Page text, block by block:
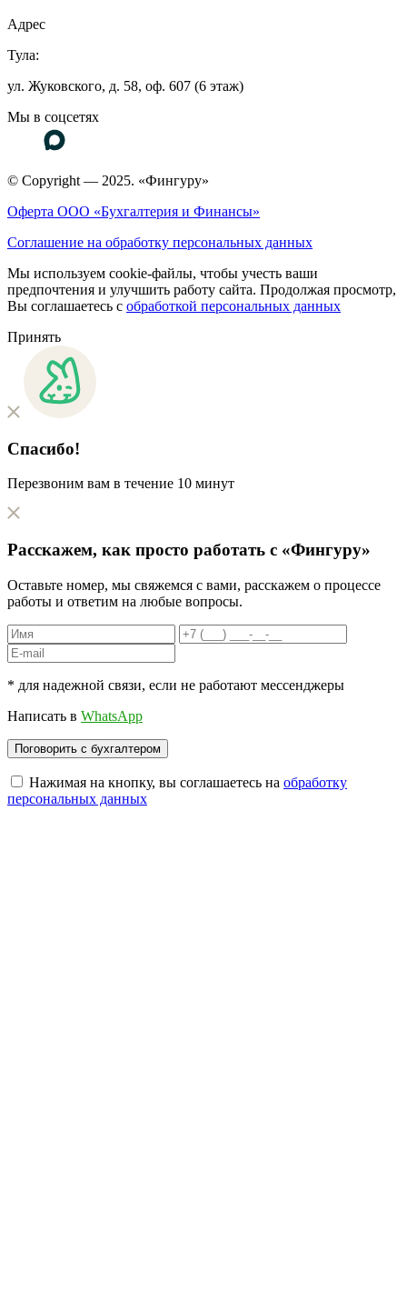
Адрес
Тула:
ул. Жуковского, д. 58, оф. 607 (6 этаж)
Мы в соцсетях
© Copyright — 2025. «Фингуру»
Оферта ООО «Бухгалтерия и Финансы»
Соглашение на обработку персональных данных
Мы используем cookie-файлы, чтобы учесть ваши
предпочтения и улучшить работу сайта. Продолжая просмотр,
Вы соглашаетесь с обработкой персональных данных
Принять
Спасибо!
Перезвоним вам в течение 10 минут
Расскажем, как просто работать с «Фингуру»
Оставьте номер, мы свяжемся с вами, расскажем о процессе
работы и ответим на любые вопросы.
* для надежной связи, если не работают мессенджеры
Написать в WhatsApp
Нажимая на кнопку, вы соглашаетесь на обработку
персональных данных